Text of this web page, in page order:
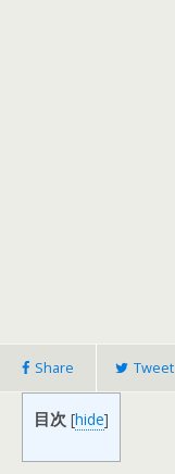
Share Tweet
目次 [hide]